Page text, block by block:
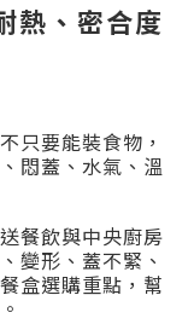
熱、密合度
只要能裝食物，
悶蓋、水氣、溫
餐飲與中央廚房
變形、蓋不緊、
盒選購重點，幫